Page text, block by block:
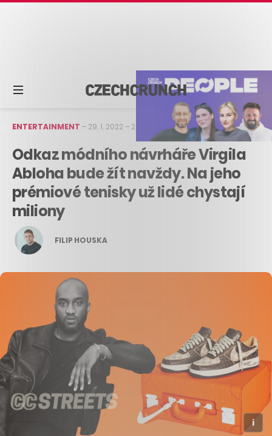
ENTERTAINMENT – 29. 1. 2022 – 2 min čtení
Odkaz módního návrháře Virgila
Abloha bude žít navždy. Na jeho
prémiové tenisky už lidé chystají
miliony
FILIP HOUSKA